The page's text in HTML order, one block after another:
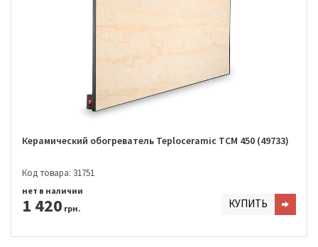
Керамический обогреватель Teploceramic TCM 450 (49733)
Код товара: 31751
1 420 грн.
нет в наличии
КУПИТЬ